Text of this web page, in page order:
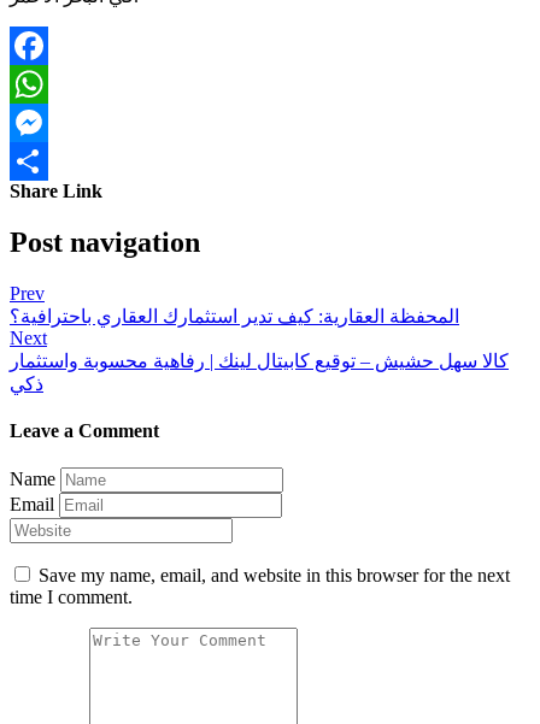
Facebook
WhatsApp
Messenger
Share
Share Link
Post navigation
Prev
المحفظة العقارية: كيف تدير استثمارك العقاري باحترافية؟
Next
كالا سهل حشيش – توقيع كابيتال لينك | رفاهية محسوبة واستثمار
ذكي
Leave a Comment
Name
Email
Save my name, email, and website in this browser for the next
time I comment.